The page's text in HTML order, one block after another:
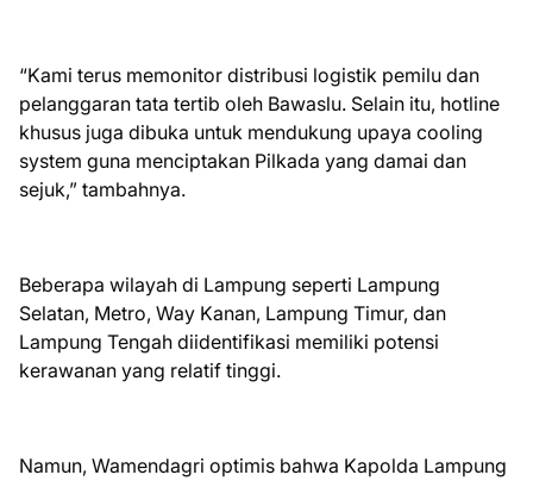
“Kami terus memonitor distribusi logistik pemilu dan
pelanggaran tata tertib oleh Bawaslu. Selain itu, hotline
khusus juga dibuka untuk mendukung upaya cooling
system guna menciptakan Pilkada yang damai dan
sejuk,” tambahnya.
Beberapa wilayah di Lampung seperti Lampung
Selatan, Metro, Way Kanan, Lampung Timur, dan
Lampung Tengah diidentifikasi memiliki potensi
kerawanan yang relatif tinggi.
Namun, Wamendagri optimis bahwa Kapolda Lampung